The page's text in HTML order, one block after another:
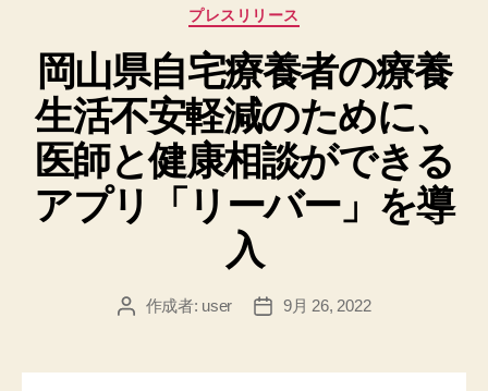
カ
ゴ
リ
ー
プレスリリース
岡山県自宅療養者の療養
生活不安軽減のために、
医師と健康相談ができる
アプリ「リーバー」を導
入
投 作成者: user
投
9月 26, 2022